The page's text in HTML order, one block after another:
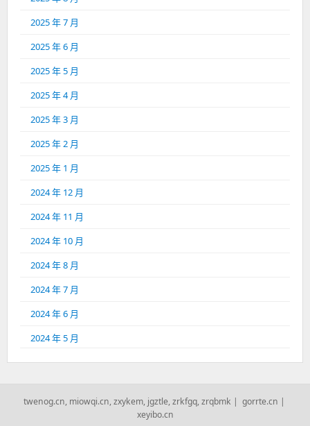
2025 年 7 月
2025 年 6 月
2025 年 5 月
2025 年 4 月
2025 年 3 月
2025 年 2 月
2025 年 1 月
2024 年 12 月
2024 年 11 月
2024 年 10 月
2024 年 8 月
2024 年 7 月
2024 年 6 月
2024 年 5 月
twenog.cn, miowqi.cn,zxykem, jgztle,zrkfgq,zrqbmk | gorrte.cn |
xeyibo.cn